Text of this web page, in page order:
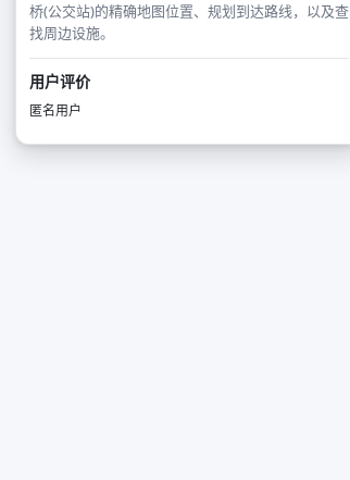
桥(公交站)的精确地图位置、规划到达路线，以及查
找周边设施。
用户评价
匿名用户